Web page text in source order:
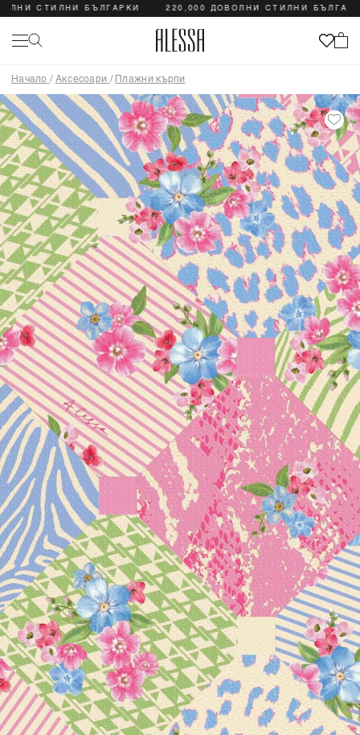
СТИЛНИ БЪЛГАРКИ 220,000 ДОВОЛНИ СТИЛНИ БЪЛГАРКИ
Начало / Аксесоари / Плажни кърпи